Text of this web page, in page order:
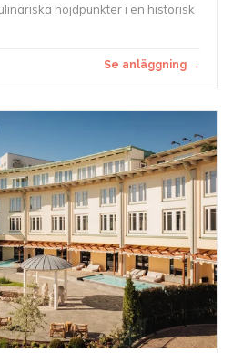
höjdpunkter i en historisk
Se anläggning →